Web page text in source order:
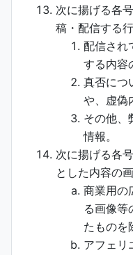
次に揚げる各
稿・配信する行
配信され
する内容
真否につ
や、虚偽
その他、
情報。
次に揚げる各
とした内容の
商業用の
る画像等
たものを
アフェリ